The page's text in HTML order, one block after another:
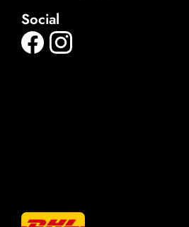
Social